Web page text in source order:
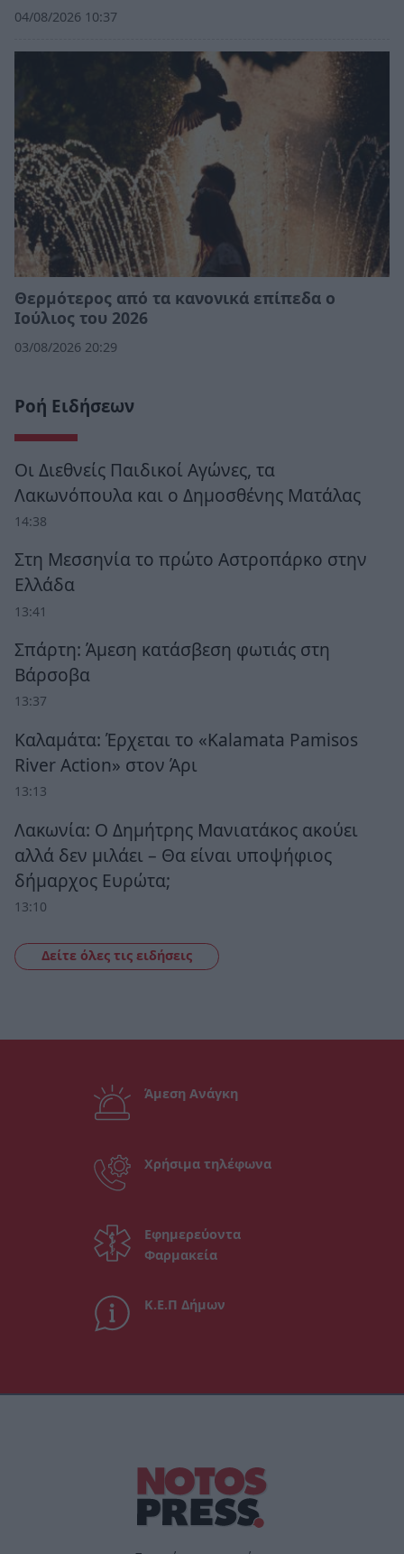
04/08/2026 10:37
Θερμότερος από τα κανονικά επίπεδα ο
Ιούλιος του 2026
03/08/2026 20:29
Ροή Ειδήσεων
Οι Διεθνείς Παιδικοί Αγώνες, τα
Λακωνόπουλα και ο Δημοσθένης Ματάλας
14:38
Στη Μεσσηνία το πρώτο Αστροπάρκο στην
Ελλάδα
13:41
Σπάρτη: Άμεση κατάσβεση φωτιάς στη
Βάρσοβα
13:37
Καλαμάτα: Έρχεται το «Kalamata Pamisos
River Action» στον Άρι
13:13
Λακωνία: Ο Δημήτρης Μανιατάκος ακούει
αλλά δεν μιλάει – Θα είναι υποψήφιος
δήμαρχος Ευρώτα;
13:10
Δείτε όλες τις ειδήσεις
Άμεση Ανάγκη
Χρήσιμα τηλέφωνα
Εφημερεύοντα
Φαρμακεία
Κ.Ε.Π Δήμων